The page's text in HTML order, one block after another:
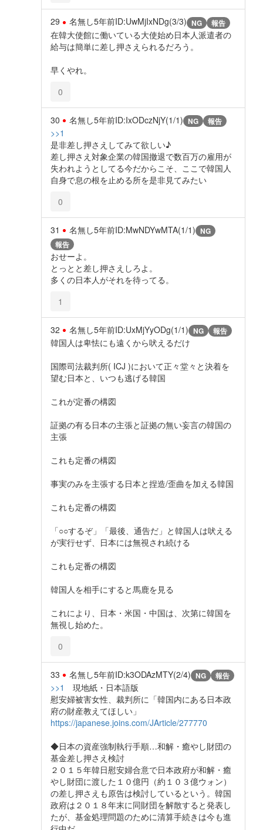
29 名無し5年前ID:UwMjIxNDg(3/3) NG 報告
在韓大使館に働いている大使始め日本人派遣者の
給与は簡単に差し押さえられるだろう。
早くやれ。
0
30 名無し5年前ID:IxODczNjY(1/1) NG 報告
>>1
是非差し押さえしてみて欲しい♪
差し押さえ対象企業の韓国撤退で数百万の雇用が
失われようとしてる今だからこそ、ここで韓国人
自身で息の根を止める所を是非見てみたい
0
31 名無し5年前ID:MwNDYwMTA(1/1) NG
報告
おせーよ。
とっとと差し押さえしろよ。
多くの日本人がそれを待ってる。
1
32 名無し5年前ID:UxMjYyODg(1/1) NG 報告
韓国人は卑怯にも遠くから吠えるだけ
国際司法裁判所( ICJ )において正々堂々と決着を
望む日本と、いつも逃げる韓国
これが定番の構図
証拠の有る日本の主張と証拠の無い妄言の韓国の
主張
これも定番の構図
事実のみを主張する日本と捏造/歪曲を加える韓国
これも定番の構図
「○○するぞ」「最後、通告だ」と韓国人は吠える
が実行せず、日本には無視され続ける
これも定番の構図
韓国人を相手にすると馬鹿を見る
これにより、日本・米国・中国は、次第に韓国を
無視し始めた。
0
33 名無し5年前ID:k3ODAzMTY(2/4) NG 報告
>>1
現地紙・日本語版
慰安婦被害女性、裁判所に「韓国内にある日本政
府の財産教えてほしい」
https://japanese.joins.com/JArticle/277770
◆日本の資産強制執行手順…和解・癒やし財団の
基金差し押さえ検討
２０１５年韓日慰安婦合意で日本政府が和解・癒
やし財団に渡した１０億円（約１０３億ウォン）
の差し押さえも原告は検討しているという。韓国
政府は２０１８年末に同財団を解散すると発表し
たが、基金処理問題のために清算手続きは今も進